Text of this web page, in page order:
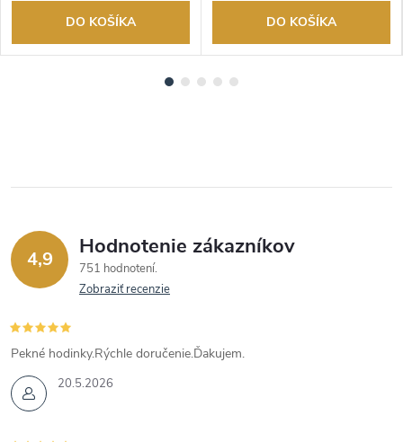
DO KOŠÍKA DO KOŠÍKA
4,9 Hodnotenie zákazníkov
751 hodnotení
Zobraziť recenzie
20.5.2026
Pekné hodinky.Rýchle doručenie.Ďakujem.